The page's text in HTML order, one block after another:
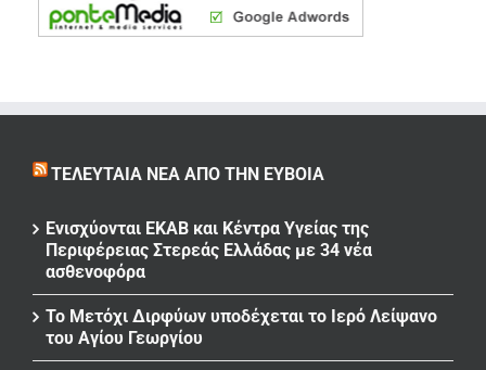
ΤΕΛΕΥΤΑΊΑ ΝΈΑ ΑΠΌ ΤΗΝ ΕΎΒΟΙΑ
Ενισχύονται ΕΚΑΒ και Κέντρα Υγείας της
Περιφέρειας Στερεάς Ελλάδας με 34 νέα
ασθενοφόρα
Το Μετόχι Διρφύων υποδέχεται το Ιερό Λείψανο
του Αγίου Γεωργίου